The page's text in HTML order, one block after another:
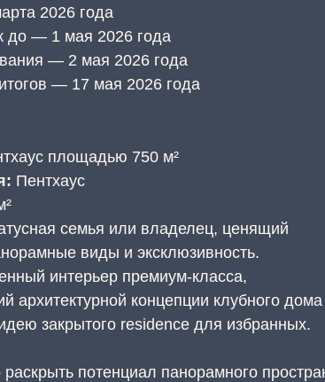
2026 года
до — 1 мая 2026 года
— 2 мая 2026 года
— 17 мая 2026 года
площадью 750 м²
Пентхаус
семья или владелец, ценящий
виды и эксклюзивность.
интерьер премиум-класса,
архитектурной концепции клубного дома
закрытого residence для избранных.
потенциал панорамного